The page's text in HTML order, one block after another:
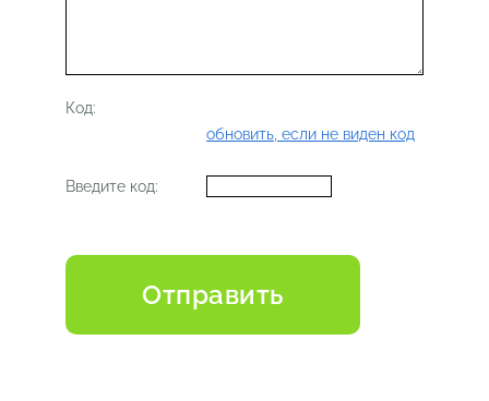
Код:
обновить, если не виден код
Введите код: